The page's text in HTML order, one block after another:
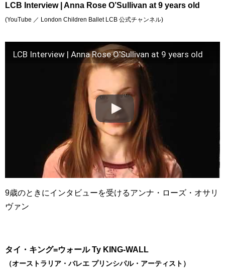
LCB Interview | Anna Rose O’Sullivan at 9 years old
(YouTube ／ London Children Ballet LCB 公式チャンネル)
LCB Interview | Anna Rose O'Sullivan at 9 years old
9歳のときにインタビューを受けるアンナ・ローズ・オサリ
ヴァン
タイ・キング=ウォール Ty KING-WALL
（オーストラリア・バレエ プリンシパル・アーティスト）